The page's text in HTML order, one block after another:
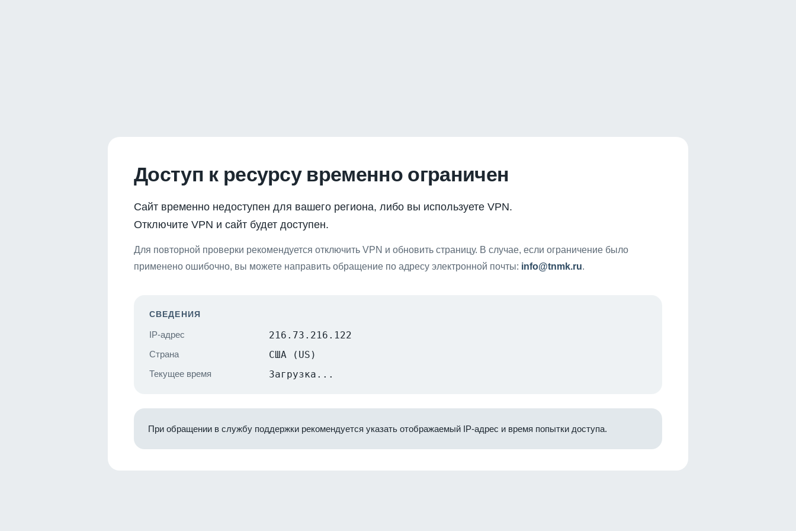
Доступ к ресурсу временно ограничен
Сайт временно недоступен для вашего региона, либо вы используете VPN.
Отключите VPN и сайт будет доступен.
Для повторной проверки рекомендуется отключить VPN и обновить страницу. В случае, если ограничение было
применено ошибочно, вы можете направить обращение по адресу электронной почты: info@tnmk.ru.
СВЕДЕНИЯ
IP-адрес 216.73.216.122
Страна США (US)
Текущее время Загрузка...
При обращении в службу поддержки рекомендуется указать отображаемый IP-адрес и время попытки доступа.